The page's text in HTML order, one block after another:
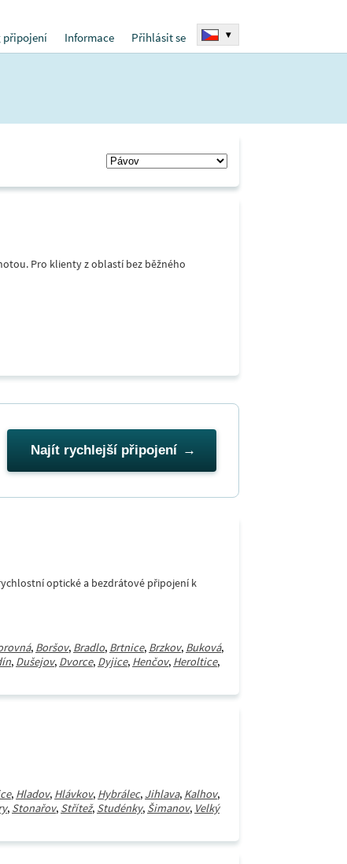
připojení Informace Přihlásit se ▾
Pro klienty z oblastí bez běžného
Najít rychlejší připojení
optické a bezdrátové připojení k
, Boršov, Bradlo, Brtnice, Brzkov, Buková,
, Dušejov, Dvorce, Dyjice, Henčov, Heroltice,
, Hladov, Hlávkov, Hybrálec, Jihlava, Kalhov,
, Stonařov, Střítež, Studénky, Šimanov, Velký